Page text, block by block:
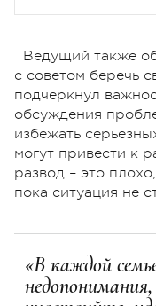
Ведущий также
с советом беречь
подчеркнул
обсуждения
избежать
могут привести к
развод – это
пока ситуация не
«В каждой